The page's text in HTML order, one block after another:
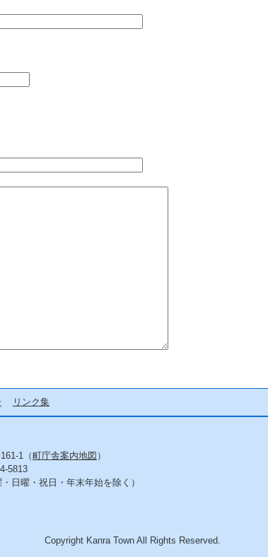
リンク集
1（町庁舎案内地図 ）
5813
日曜・祝日・年末年始を除く）
Copyright Kanra Town All Rights Reserved.